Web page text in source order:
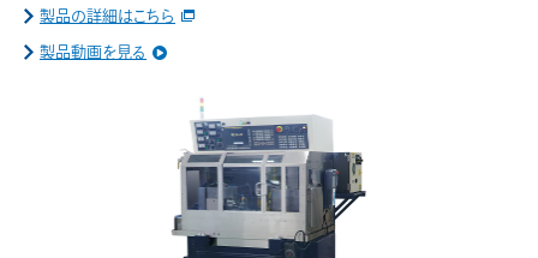
製品の詳細はこちら
製品動画を見る